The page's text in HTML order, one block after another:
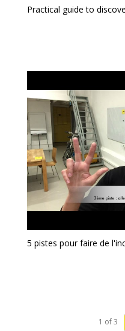
1 of3